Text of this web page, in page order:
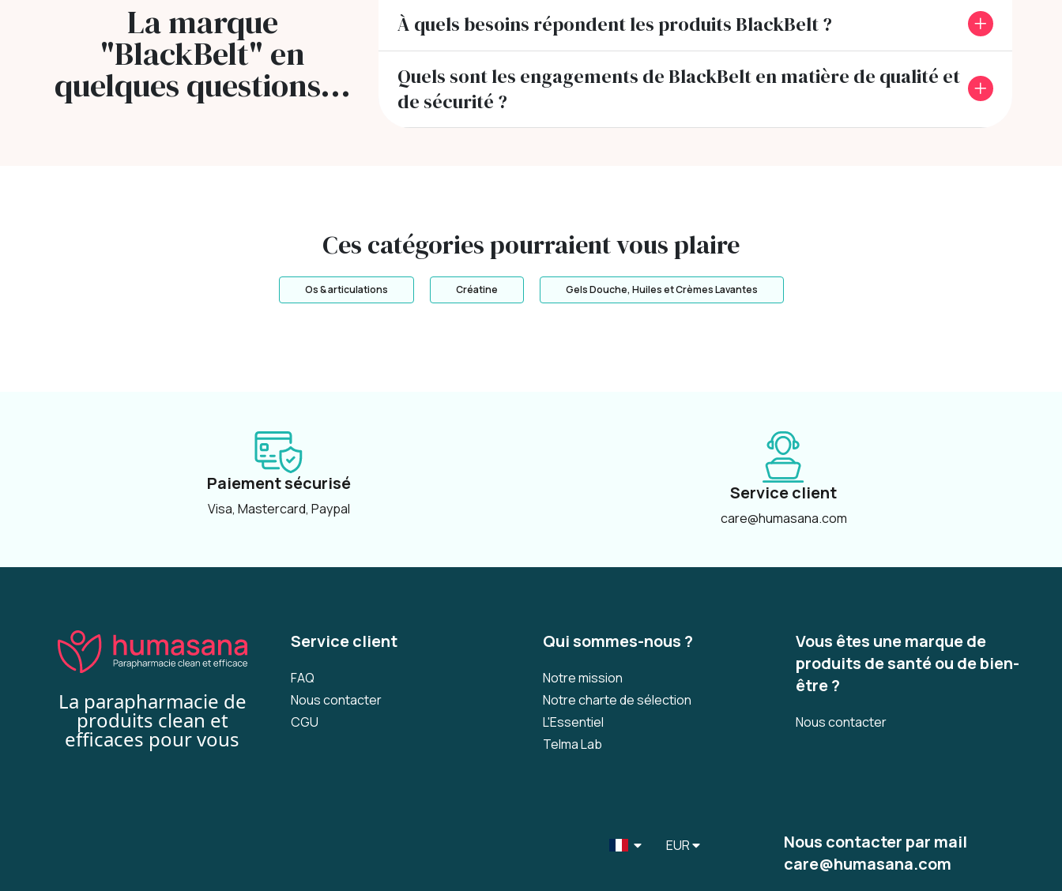
La marque
"BlackBelt" en
quelques questions...
À quels besoins répondent les produits BlackBelt ?
Quels sont les engagements de BlackBelt en matière de qualité et
de sécurité ?
Ces catégories pourraient vous plaire
Os & articulations Créatine Gels Douche, Huiles et Crèmes Lavantes
Paiement sécurisé
Visa, Mastercard, Paypal
Service client
care@humasana.com
La parapharmacie de
produits clean et
efficaces pour vous
Service client
FAQ
Nous contacter
CGU
Qui sommes-nous ?
Notre mission
Notre charte de sélection
L'Essentiel
Telma Lab
Vous êtes une marque de
produits de santé ou de bien-
être ?
Nous contacter
EUR
Nous contacter par mail
care@humasana.com